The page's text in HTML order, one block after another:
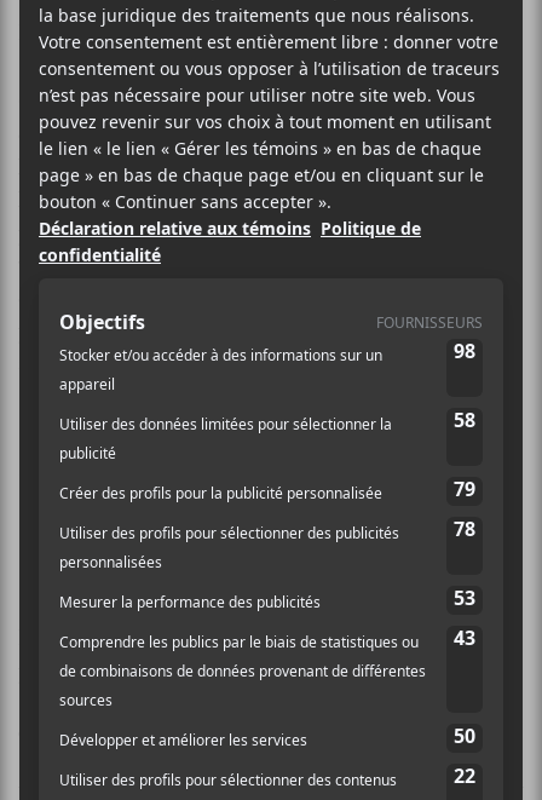
Bonjour les mélomanes!
On a une très belle offre pour vous. Le Canal Auditif
en collaboration avecLes Francouvertesvous offrent
la chance de gagner une paire de laissez-passer pour
l’ensemble des Francouvertes et deux verres de bière
pour la première soirée. Il s’agit d’un laissez-passer
valide pour les 7 soirées de préliminaires, les 3
participer, vous n’avez qu’à répondre à la question
suivante dans les commentaires (au bas de la page):
Quel artiste avez-vous le plus hâte
de voir dans l’édition 2018 des
Francouvertes?
Le concours en vigueur du 7 au 13 février 2018. La
personne gagnante sera contactée le 13 en journée.
CE CONCOURS EST MAINTENANT TERMINÉ,
MERCI D’AVOIR PARTICIPÉ!